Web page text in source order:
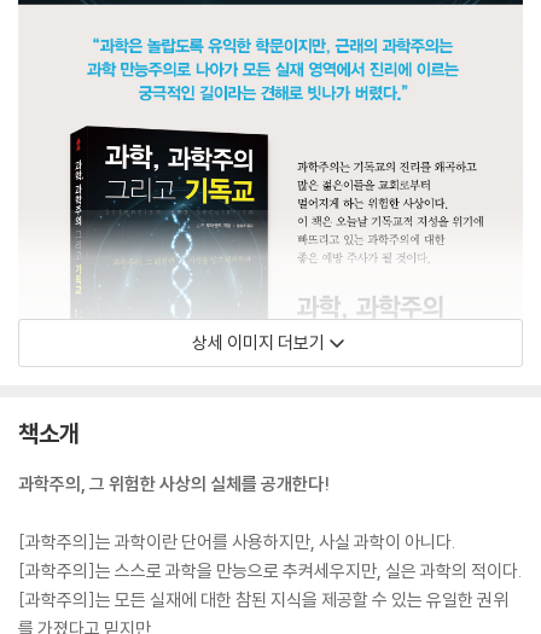
상세 이미지 더보기
책소개
과학주의, 그 위험한 사상의 실체를 공개한다!
[과학주의]는 과학이란 단어를 사용하지만, 사실 과학이 아니다.
[과학주의]는 스스로 과학을 만능으로 추켜세우지만, 실은 과학의 적이다.
[과학주의]는 모든 실재에 대한 참된 지식을 제공할 수 있는 유일한 권위
를 가졌다고 믿지만,